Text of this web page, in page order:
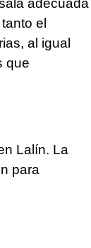
adecuada
el
al igual
que
Lalín. La
para